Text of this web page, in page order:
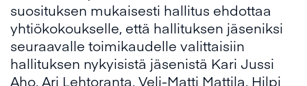
suosituksen mukaisesti hallitus ehdottaa
yhtiökokoukselle, että hallituksen jäseniksi
seuraavalle toimikaudelle valittaisiin
hallituksen nykyisistä jäsenistä Kari Jussi
Aho, Ari Lehtoranta, Veli-Matti Mattila, Hilpi